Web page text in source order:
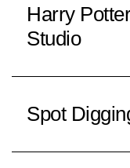
Harry
Studio
Spot